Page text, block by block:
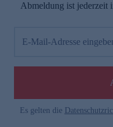
Abmeldung ist jederzeit
E-Mail-Adresse
Es gelten die